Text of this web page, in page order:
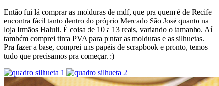
Então fui lá comprar as molduras de mdf, que pra quem é de Recife
encontra fácil tanto dentro do próprio Mercado São José quanto na
loja Irmãos Haluli. É coisa de 10 a 13 reais, variando o tamanho. Aí
também comprei tinta PVA para pintar as molduras e as silhuetas.
Pra fazer a base, comprei uns papéis de scrapbook e pronto, temos
tudo que precisamos pra começar. :)